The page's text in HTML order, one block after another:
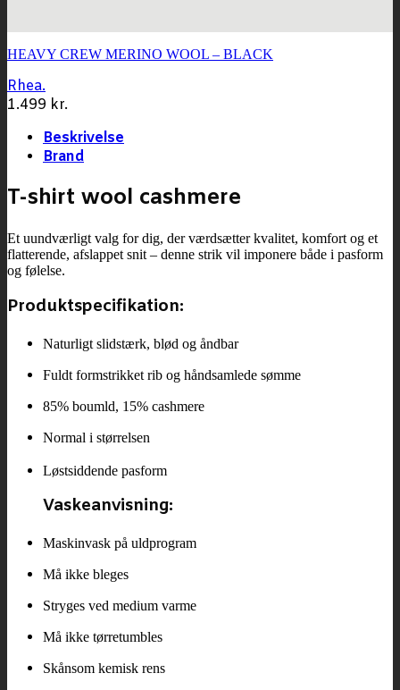
HEAVY CREW MERINO WOOL – BLACK
Rhea.
1.499 kr.
Beskrivelse
Brand
T-shirt wool cashmere
Et uundværligt valg for dig, der værdsætter kvalitet, komfort og et
flatterende, afslappet snit – denne strik vil imponere både i pasform
og følelse.
Produktspecifikation:
Naturligt slidstærk, blød og åndbar
Fuldt formstrikket rib og håndsamlede sømme
85% boumld, 15% cashmere
Normal i størrelsen
Løstsiddende pasform
Vaskeanvisning:
Maskinvask på uldprogram
Må ikke bleges
Stryges ved medium varme
Må ikke tørretumbles
Skånsom kemisk rens